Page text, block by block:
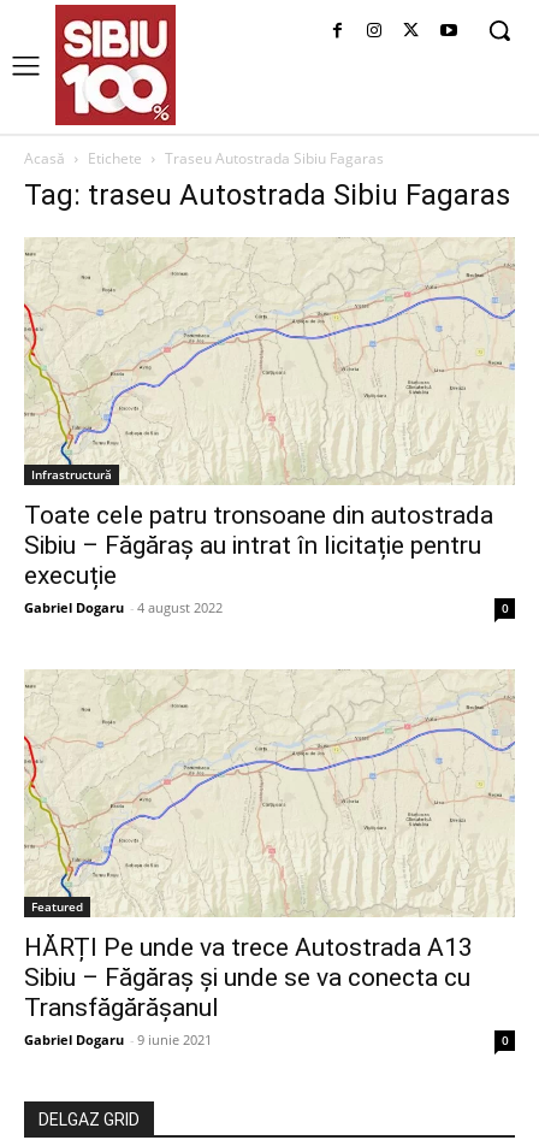
Acasă Etichete Traseu Autostrada Sibiu Fagaras
Tag: traseu Autostrada Sibiu Fagaras
Infrastructură
Toate cele patru tronsoane din autostrada
Sibiu – Făgăraș au intrat în licitație pentru
execuție
Gabriel Dogaru - 4 august 2022 0
Featured
HĂRȚI Pe unde va trece Autostrada A13
Sibiu – Făgăraș și unde se va conecta cu
Transfăgărășanul
Gabriel Dogaru - 9 iunie 2021 0
DELGAZ GRID